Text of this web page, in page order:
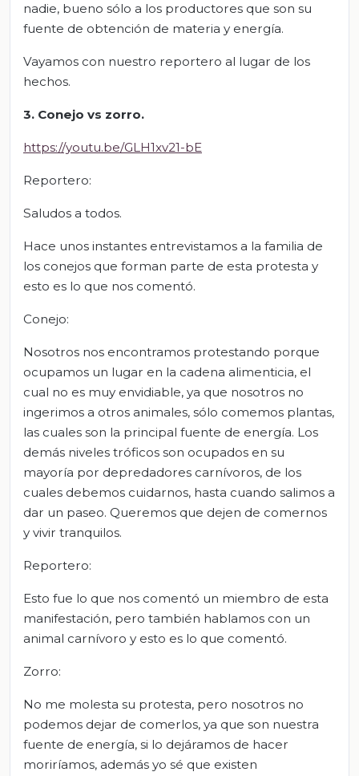
nadie, bueno sólo a los productores que son su
fuente de obtención de materia y energía.
Vayamos con nuestro reportero al lugar de los
hechos.
3. Conejo vs zorro.
https://youtu.be/GLH1xv21-bE
Reportero:
Saludos a todos.
Hace unos instantes entrevistamos a la familia de
los conejos que forman parte de esta protesta y
esto es lo que nos comentó.
Conejo:
Nosotros nos encontramos protestando porque
ocupamos un lugar en la cadena alimenticia, el
cual no es muy envidiable, ya que nosotros no
ingerimos a otros animales, sólo comemos plantas,
las cuales son la principal fuente de energía. Los
demás niveles tróficos son ocupados en su
mayoría por depredadores carnívoros, de los
cuales debemos cuidarnos, hasta cuando salimos a
dar un paseo. Queremos que dejen de comernos
y vivir tranquilos.
Reportero:
Esto fue lo que nos comentó un miembro de esta
manifestación, pero también hablamos con un
animal carnívoro y esto es lo que comentó.
Zorro:
No me molesta su protesta, pero nosotros no
podemos dejar de comerlos, ya que son nuestra
fuente de energía, si lo dejáramos de hacer
moriríamos, además yo sé que existen